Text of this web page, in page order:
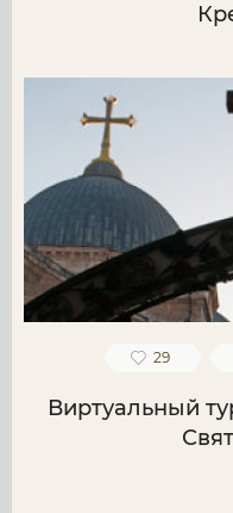
29
Виртуальный